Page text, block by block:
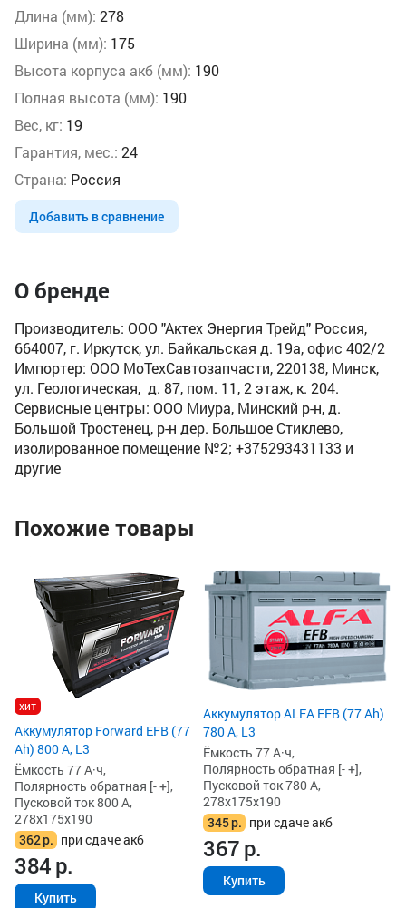
Длина (мм): 278
Ширина (мм): 175
Высота корпуса акб (мм): 190
Полная высота (мм): 190
Вес, кг: 19
Гарантия, мес.: 24
Страна: Россия
Добавить в сравнение
О бренде
Производитель: ООО "Актех Энергия Трейд" Россия,
664007, г. Иркутск, ул. Байкальская д. 19а, офис 402/2
Импортер: ООО МоТехСавтозапчасти, 220138, Минск,
ул. Геологическая, д. 87, пом. 11, 2 этаж, к. 204.
Сервисные центры: ООО Миура, Минский р-н, д.
Большой Тростенец, р-н дер. Большое Стиклево,
изолированное помещение №2; +375293431133 и
другие
Похожие товары
хит
Аккумулятор Forward EFB (77
Ah) 800 А, L3
Ёмкость 77 А·ч,
Полярность обратная [- +],
Пусковой ток 800 А,
278x175x190
362р. при сдаче акб
384р.
Купить
Аккумулятор ALFA EFB (77 Ah)
780 А, L3
Ёмкость 77 А·ч,
Полярность обратная [- +],
Пусковой ток 780 А,
278x175x190
345р. при сдаче акб
367р.
Купить